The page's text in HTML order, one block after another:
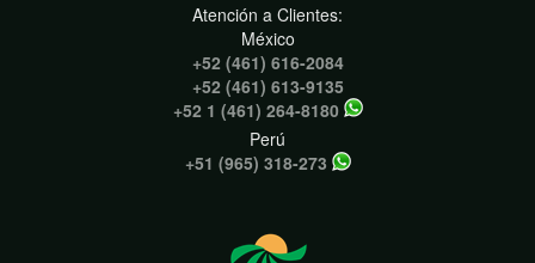
Atención a Clientes:
México
+52 (461) 616-2084
+52 (461) 613-9135
+52 1 (461) 264-8180
Perú
+51 (965) 318-273